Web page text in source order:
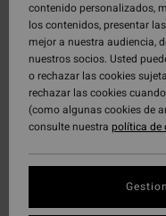
contenido personalizados,
los contenidos, presentar
mejor a nuestra audiencia,
nuestros socios. Usted
o rechazar las cookies
rechazar las cookies
(como algunas cookies de
consulte nuestra política de